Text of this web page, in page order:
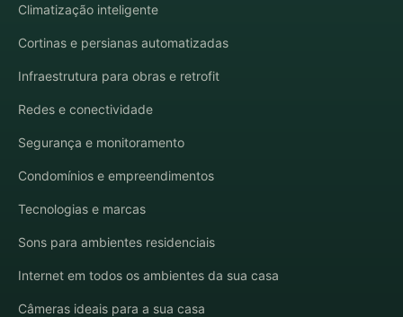
Climatização inteligente
Cortinas e persianas automatizadas
Infraestrutura para obras e retrofit
Redes e conectividade
Segurança e monitoramento
Condomínios e empreendimentos
Tecnologias e marcas
Sons para ambientes residenciais
Internet em todos os ambientes da sua casa
Câmeras ideais para a sua casa